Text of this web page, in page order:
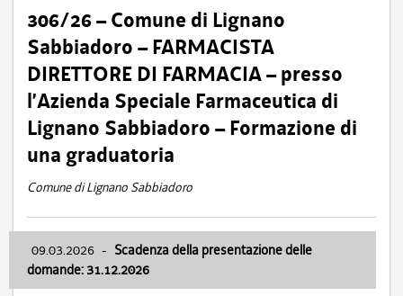
306/26 – Comune di Lignano
Sabbiadoro – FARMACISTA
DIRETTORE DI FARMACIA – presso
l’Azienda Speciale Farmaceutica di
Lignano Sabbiadoro – Formazione di
una graduatoria
Comune di Lignano Sabbiadoro
09.03.2026 - Scadenza della presentazione delle
domande: 31.12.2026